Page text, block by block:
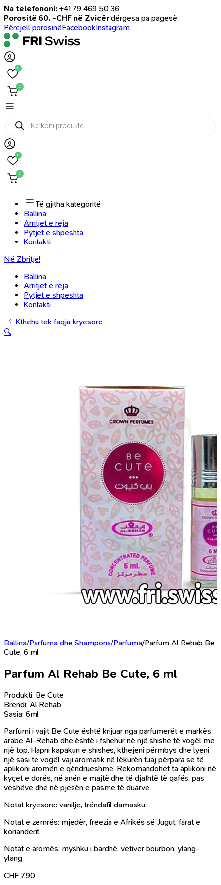
Na telefononi: +41 79 469 50 36
Porositë 60. -CHF në Zvicër dërgesa pa pagesë.
Përcjell porosinëFacebookInstagram
0
0
Products
search
0
0
Të gjitha kategoritë
Ballina
Arritjet e reja
Pytjet e shpeshta
Kontakti
Në Zbritje!
Ballina
Arritjet e reja
Pytjet e shpeshta
Kontakti
Kthehu tek faqja kryesore
🔍
Ballina/Parfuma dhe Shampona/Parfuma/Parfum Al Rehab Be
Cute, 6 ml
Parfum Al Rehab Be Cute, 6 ml
Produkti: Be Cute
Brendi: Al Rehab
Sasia: 6ml
Parfumi i vajit Be Cute është krijuar nga parfumerët e markës
arabe Al-Rehab dhe është i fshehur në një shishe të vogël me
një top. Hapni kapakun e shishes, kthejeni përmbys dhe lyeni
një sasi të vogël vaji aromatik në lëkurën tuaj përpara se të
aplikoni aromën e qëndrueshme. Rekomandohet ta aplikoni në
kyçet e dorës, në anën e majtë dhe të djathtë të qafës, pas
veshëve dhe në pjesën e pasme të duarve.
Notat kryesore: vanilje, trëndafil damasku.
Notat e zemrës: mjedër, freezia e Afrikës së Jugut, farat e
korianderit.
Notat e aromës: myshku i bardhë, vetiver bourbon, ylang-
ylang
CHF 7.90